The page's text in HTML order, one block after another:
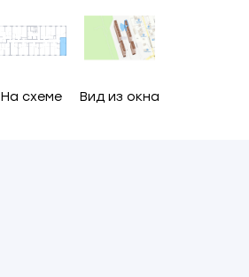
На схеме Вид из окна